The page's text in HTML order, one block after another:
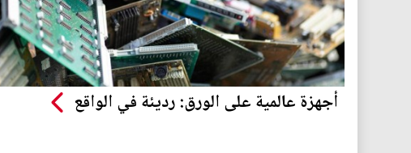
أجهزة عالمية على الورق: رديئة في الواقع